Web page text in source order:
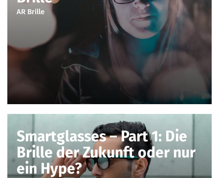
AR Brille
Smartglasses – Part 1: Die
Brille der Zukunft oder nur
ein Hype?